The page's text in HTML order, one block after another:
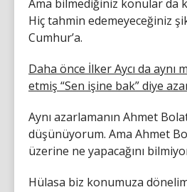
Ama bilmediğiniz konular da
Hiç tahmin edemeyeceğiniz
Cumhur’a.
Daha önce İlker Aycı da aynı
etmiş “Sen işine bak” diye
Aynı azarlamanın Ahmet
düşünüyorum. Ama Ahmet
üzerine ne yapacağını
Hülasa biz konumuza